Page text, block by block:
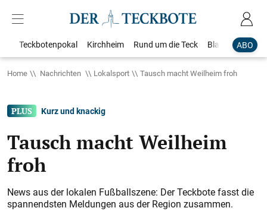
ABO
Teckbotenpokal Kirchheim Rund um die Teck Blaulicht
Home Nachrichten Lokalsport Tausch macht Weilheim froh
Kurz und knackig
Tausch macht Weilheim
froh
News aus der lokalen Fußballszene: Der Teckbote fasst die
spannendsten Meldungen aus der Region zusammen.